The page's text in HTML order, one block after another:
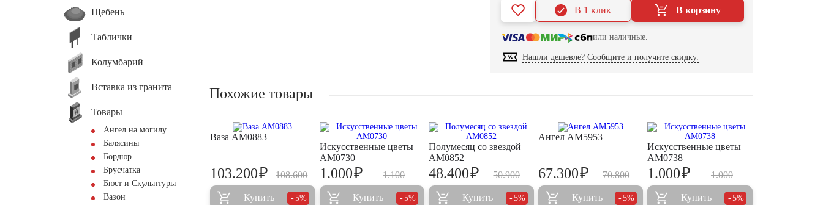
Щебень
Таблички
Колумбарий
Вставка из гранита
Товары
Ангел на могилу
Балясины
Бордюр
Брусчатка
Бюст и Скульптуры
Вазон
В корзину
В 1 клик
или наличные.
Нашли дешевле? Сообщите и получите скидку.
Похожие товары
Ваза AM0883
108.600
103.200₽
Купить 5%
Искусственные цветы
AM0730
1.100
1.000₽
Купить 5%
Полумесяц со звездой
AM0852
50.900
48.400₽
Купить 5%
Ангел AM5953
70.800
67.300₽
Купить 5%
Искусственные цветы
AM0738
1.000
1.000₽
Купить 5%